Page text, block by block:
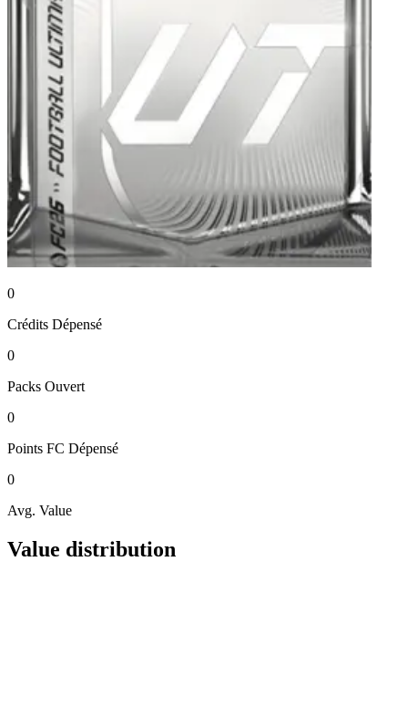
0
Crédits Dépensé
0
Packs Ouvert
0
Points FC Dépensé
0
Avg. Value
Value distribution